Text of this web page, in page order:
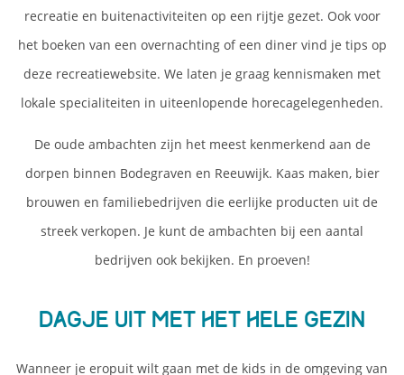
recreatie en buitenactiviteiten op een rijtje gezet. Ook voor
het boeken van een overnachting of een diner vind je tips op
deze recreatiewebsite. We laten je graag kennismaken met
lokale specialiteiten in uiteenlopende horecagelegenheden.
De oude ambachten zijn het meest kenmerkend aan de
dorpen binnen Bodegraven en Reeuwijk. Kaas maken, bier
brouwen en familiebedrijven die eerlijke producten uit de
streek verkopen. Je kunt de ambachten bij een aantal
bedrijven ook bekijken. En proeven!
Dagje uit met het hele gezin
Wanneer je eropuit wilt gaan met de kids in de omgeving van